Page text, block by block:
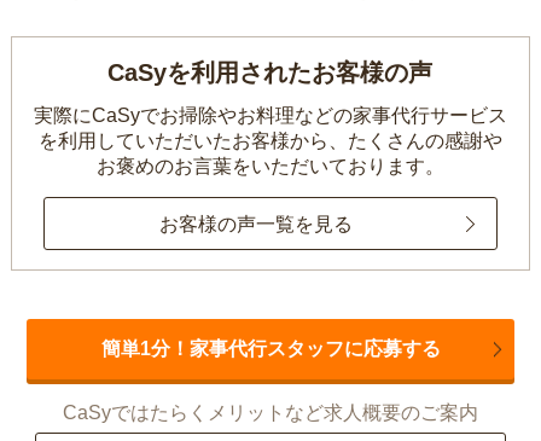
CaSyを利用されたお客様の声
実際にCaSyでお掃除やお料理などの家事代行サービス
を利用していただいたお客様から、 たくさんの感謝や
お褒めのお言葉をいただいております。
お客様の声一覧を見る
簡単1分！家事代行スタッフに応募する
CaSyではたらくメリットなど求人概要のご案内